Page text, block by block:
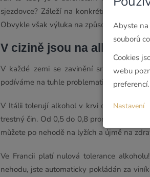
sjezdovce? Záleží na konkrétním druhu
Obvykle však výluka na způsobení úrazu
V cizině jsou na alkohol
V každé zemi se zavinění srážky na
podíváme na tuhle problematiku z
V Itálii tolerují alkohol v krvi do půl
trestný čin. Od 0,5 do 0,8 promile je
můžete po nehodě na lyžích a újmě na
Ve Francii platí nulová tolerance
nehodu, jste automaticky pokládán za
Abyste na
souborů
Cookies
webu
Nastavení